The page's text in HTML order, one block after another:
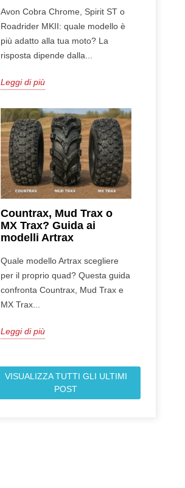
Avon Cobra Chrome, Spirit ST o
Roadrider MKII: quale modello è
più adatto alla tua moto? La
risposta dipende dalla...
Leggi di più
Countrax, Mud Trax o
MX Trax? Guida ai
modelli Artrax
Quale modello Artrax scegliere
per il proprio quad? Questa guida
confronta Countrax, Mud Trax e
MX Trax...
Leggi di più
VISUALIZZA TUTTI GLI ULTIMI
POST